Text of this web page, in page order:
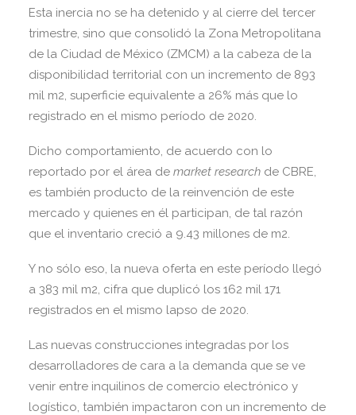
Esta inercia no se ha detenido y al cierre del tercer
trimestre, sino que consolidó la Zona Metropolitana
de la Ciudad de México (ZMCM) a la cabeza de la
disponibilidad territorial con un incremento de 893
mil m2, superficie equivalente a 26% más que lo
registrado en el mismo período de 2020.
Dicho comportamiento, de acuerdo con lo
reportado por el área de market research de CBRE,
es también producto de la reinvención de este
mercado y quienes en él participan, de tal razón
que el inventario creció a 9.43 millones de m2.
Y no sólo eso, la nueva oferta en este período llegó
a 383 mil m2, cifra que duplicó los 162 mil 171
registrados en el mismo lapso de 2020.
Las nuevas construcciones integradas por los
desarrolladores de cara a la demanda que se ve
venir entre inquilinos de comercio electrónico y
logístico, también impactaron con un incremento de